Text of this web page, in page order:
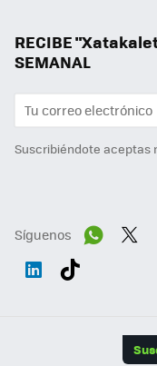
RECIBE
SEMANAL
Suscribiéndote aceptas
Síguenos